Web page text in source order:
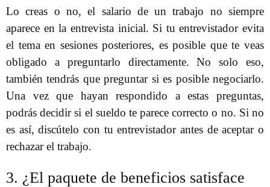
Lo creas o no, el salario de un trabajo no siempre
aparece en la entrevista inicial. Si tu entrevistador evita
el tema en sesiones posteriores, es posible que te veas
obligado a preguntarlo directamente. No solo eso,
también tendrás que preguntar si es posible negociarlo.
Una vez que hayan respondido a estas preguntas,
podrás decidir si el sueldo te parece correcto o no. Si no
es así, discútelo con tu entrevistador antes de aceptar o
rechazar el trabajo.
3. ¿El paquete de beneficios satisface